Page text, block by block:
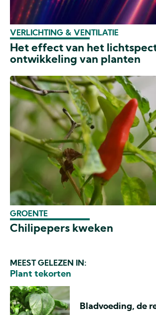
VERLICHTING & VENTILATIE
Het effect van het
ontwikkeling van planten
GROENTE
Chilipepers kweken
MEEST GELEZEN IN:
Plant tekorten
Bladvoeding, de